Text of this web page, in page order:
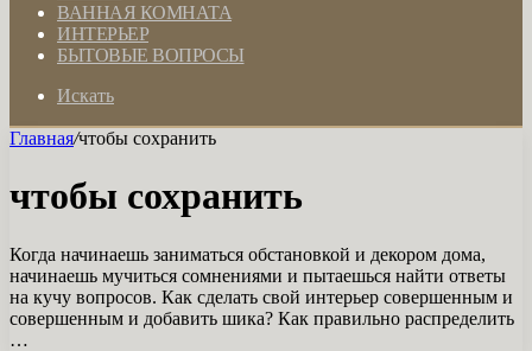
ВАННАЯ КОМНАТА
ИНТЕРЬЕР
БЫТОВЫЕ ВОПРОСЫ
Искать
Главная/чтобы сохранить
чтобы сохранить
Когда начинаешь заниматься обстановкой и декором дома,
начинаешь мучиться сомнениями и пытаешься найти ответы
на кучу вопросов. Как сделать свой интерьер совершенным и
совершенным и добавить шика? Как правильно распределить
…